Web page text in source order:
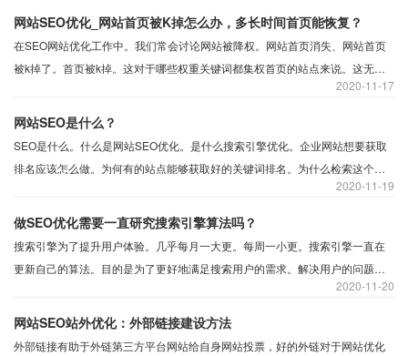
上百篇。千篇级别的更新； 3。网站在线沟通。在线电话位置明显；
11-17
2020
网站SEO优化_网站首页被K掉怎么办，多长时间首页能恢复？
在SEO网站优化工作中。我们常会讨论网站被降权。网站首页消失、网站首页
被k掉了。首页被k掉。这对于哪些权重关键词都集权首页的站点来说。这无疑
是巨大的伤害。首页被k掉。意味着权重为0。关键词排名消失。网站流量点击
下降。
11-19
2020
网站SEO是什么？
SEO是什么。什么是网站SEO优化。是什么搜索引擎优化。企业网站想要获取
排名应该怎么做。为何有的站点能够获取好的关键词排名。为什么检索这个关
键词。这个站点就能在首页。这些都是我们刚从事SEO这一行。会经常提及的
问题。接下来分享SEO是什么。
11-20
2020
做SEO优化需要一直研究搜索引擎算法吗？
搜索引擎为了提升用户体验。几乎每月一大更。每周一小更。搜索引擎一直在
更新自己的算法。目的是为了更好地满足搜索用户的需求。解决用户的问题。
网站SEO站外优化：外部链接建设方法
外部链接有助于外链第三方平台网站给自身网站投票，好的外链对于网站优化